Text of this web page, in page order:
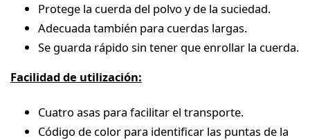
Protege la cuerda del polvo y de la suciedad.
Adecuada también para cuerdas largas.
Se guarda rápido sin tener que enrollar la cuerda.
Facilidad de utilización:
Cuatro asas para facilitar el transporte.
Código de color para identificar las puntas de la